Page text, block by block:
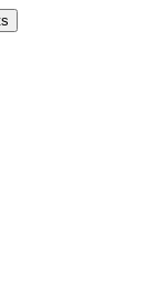
oder Fest buchen!